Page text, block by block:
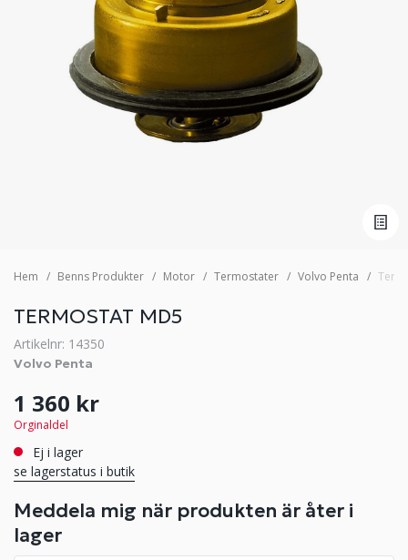
Hem Benns Produkter Motor Termostater Volvo Penta
TERMOSTAT MD5
Artikelnr: 14350
Volvo Penta
1 360 kr
Orginaldel
Ej i lager
se lagerstatus i butik
Meddela mig när produkten är åter i
lager